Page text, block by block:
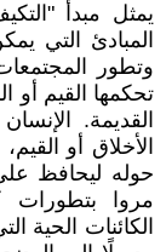
يمثل مبدأ
المبادئ التي
وتطور
تحكمها القيم أو
القديمة.
الأخلاق أو
حوله ليحافظ
مروا بتطورات
الكائنات الحية